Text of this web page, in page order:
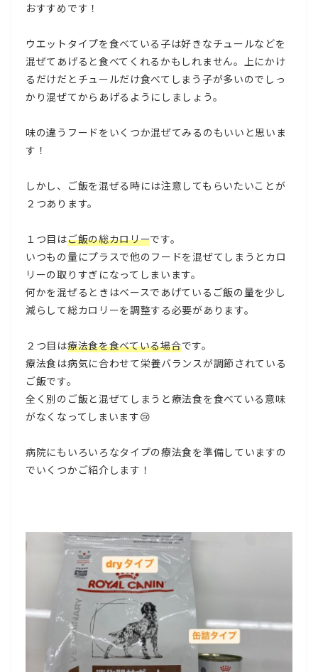
おすすめです！
ウエットタイプを食べている子は好きなチュールなどを
混ぜてあげると食べてくれるかもしれません。上にかけ
るだけだとチュールだけ食べてしまう子が多いのでしっ
かり混ぜてからあげるようにしましょう。
味の違うフードをいくつか混ぜてみるのもいいと思いま
す！
しかし、ご飯を混ぜる時には注意してもらいたいことが
２つあります。
１つ目はご飯の総カロリーです。
いつもの量にプラスで他のフードを混ぜてしまうとカロ
リーの取りすぎになってしまいます。
何かを混ぜるときはベースであげているご飯の量を少し
減らして総カロリーを調整する必要があります。
２つ目は療法食を食べている場合です。
療法食は病気に合わせて栄養バランスが調節されている
ご飯です。
全く別のご飯と混ぜてしまうと療法食を食べている意味
がなくなってしまいます😢
病院にもいろいろなタイプの療法食を準備していますの
でいくつかご紹介します！